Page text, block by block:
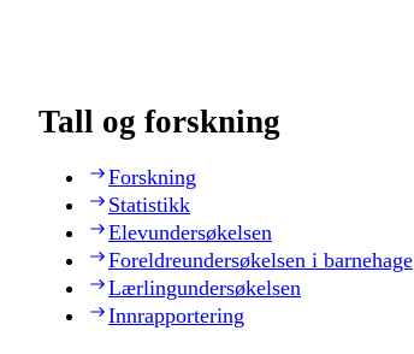
Tall og forskning
Forskning
Statistikk
Elevundersøkelsen
Foreldreundersøkelsen i barnehage
Lærlingundersøkelsen
Innrapportering